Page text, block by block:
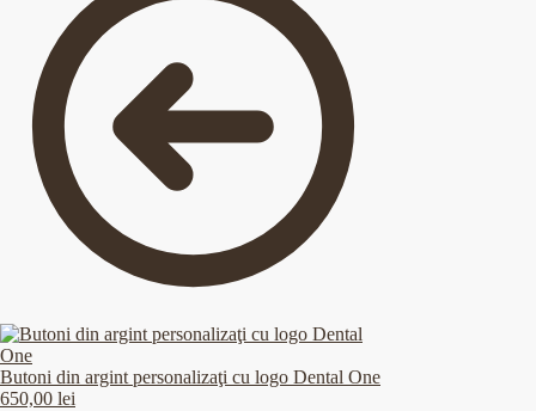
Butoni din argint personalizaţi cu logo Dental One
650,00 lei